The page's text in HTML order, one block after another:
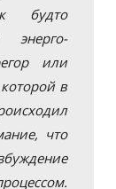
будто
или
в
что